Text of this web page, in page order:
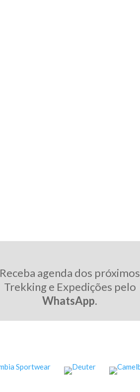
Receba agenda dos próximos
Trekking e Expedições pelo
WhatsApp.